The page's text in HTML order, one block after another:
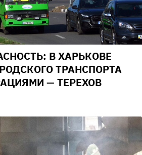
В ХАРЬКОВЕ
ТРАНСПОРТА
— ТЕРЕХОВ